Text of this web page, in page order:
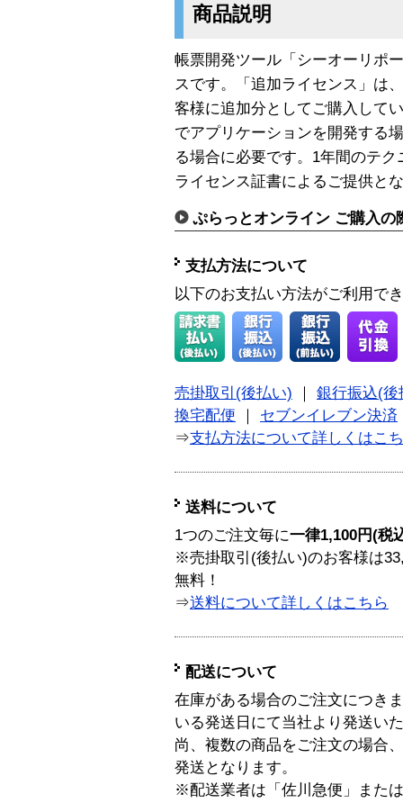
商品説明
帳票開発ツール「シーオーリポ
スです。「追加ライセンス」は
客様に追加分としてご購入して
でアプリケーションを開発する
る場合に必要です。1年間のテ
ライセンス証書によるご提供と
ぷらっとオンライン ご購入の
支払方法について
以下のお支払い方法がご利用で
売掛取引(後払い)
銀行振込(後
換宅配便
セブンイレブン決済
⇒支払方法について詳しくはこ
送料について
1つのご注文毎に一律1,100円(税
※売掛取引(後払い)のお客様は
無料！
⇒送料について詳しくはこちら
配送について
在庫がある場合のご注文につき
いる発送日にて当社より発送い
尚、複数の商品をご注文の場合
発送となります。
※配送業者は「佐川急便」また